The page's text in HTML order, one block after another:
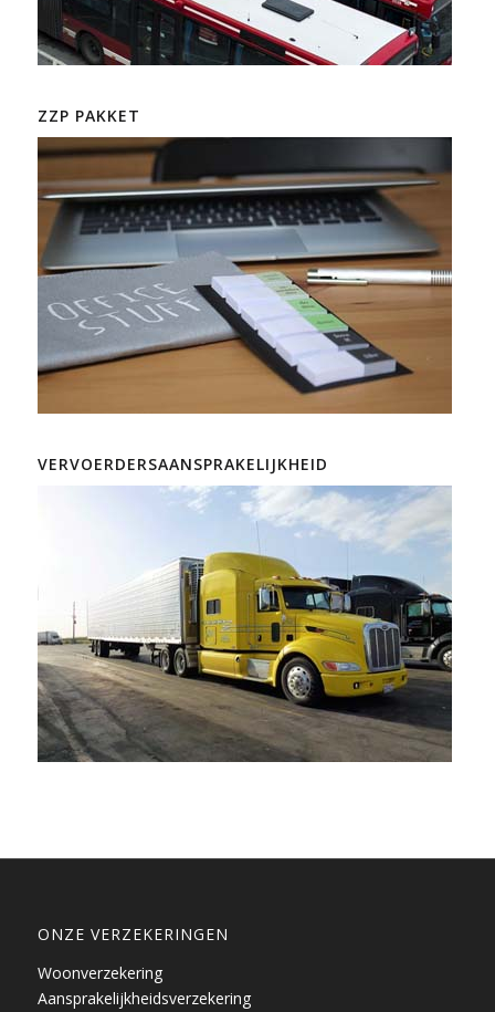
ZZP PAKKET
VERVOERDERSAANSPRAKELIJKHEID
ONZE VERZEKERINGEN
Woonverzekering
Aansprakelijkheidsverzekering